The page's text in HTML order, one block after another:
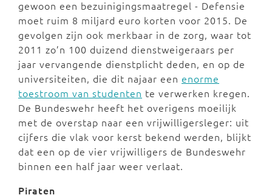
gewoon een bezuinigingsmaatregel - Defensie
moet ruim 8 miljard euro korten voor 2015. De
gevolgen zijn ook merkbaar in de zorg, waar tot
2011 zo’n 100 duizend dienstweigeraars per
jaar vervangende dienstplicht deden, en op de
universiteiten, die dit najaar een enorme
toestroom van studenten te verwerken kregen.
De Bundeswehr heeft het overigens moeilijk
met de overstap naar een vrijwilligersleger: uit
cijfers die vlak voor kerst bekend werden, blijkt
dat een op de vier vrijwilligers de Bundeswehr
binnen een half jaar weer verlaat.
Piraten